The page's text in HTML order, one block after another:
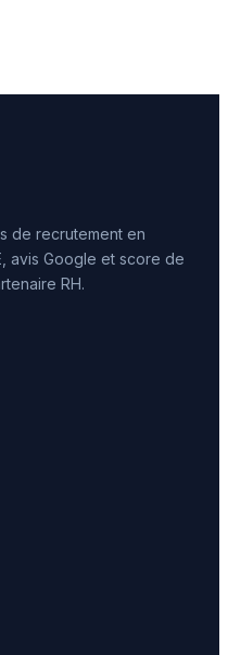
de recrutement en
avis Google et score de
RH.